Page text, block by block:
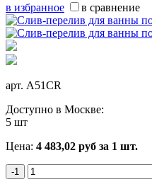
в избранное в сравнение
арт. A51CR
Доступно в Москве:
5 шт
Цена: 4 483,02 руб за 1 шт.
-1